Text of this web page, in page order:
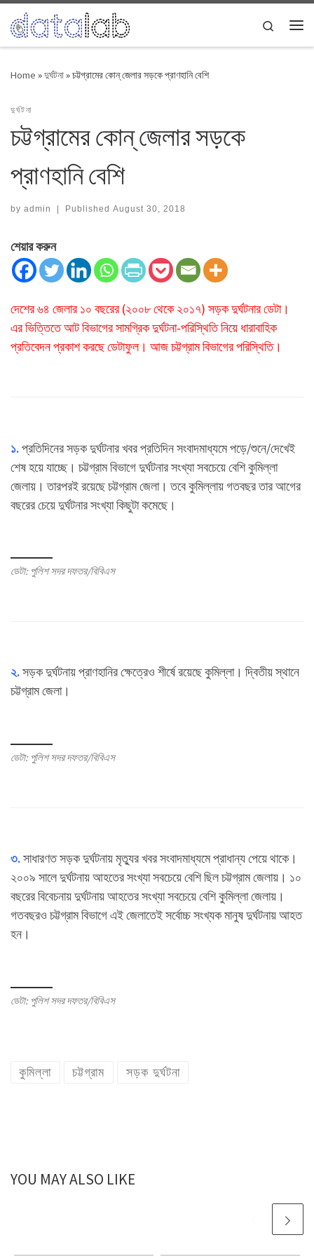
Skip to content
Search
Home »দুর্ঘটনা»চট্টগ্রামের কোন্ জেলার সড়কে প্রাণহানি বেশি
দুর্ঘটনা
চট্টগ্রামের কোন্ জেলার সড়কে
প্রাণহানি বেশি
by admin | Published August 30, 2018
শেয়ার করুন
দেশের ৬৪ জেলার ১০ বছরের (২০০৮ থেকে ২০১৭) সড়ক দুর্ঘটনার ডেটা।
এর ভিত্তিতে আট বিভাগের সামগ্রিক দুর্ঘটনা-পরিস্থিতি নিয়ে ধারাবাহিক
প্রতিবেদন প্রকাশ করছে ডেটাফুল। আজ চট্টগ্রাম বিভাগের পরিস্থিতি।
১.প্রতিদিনের সড়ক দুর্ঘটনার খবর প্রতিদিন সংবাদমাধ্যমে পড়ে/শুনে/দেখেই
শেষ হয়ে যাচ্ছে। চট্টগ্রাম বিভাগে দুর্ঘটনার সংখ্যা সবচেয়ে বেশি কুমিল্লা
জেলায়। তারপরই রয়েছে চট্টগ্রাম জেলা। তবে কুমিল্লায় গতবছর তার আগের
বছরের চেয়ে দুর্ঘটনার সংখ্যা কিছুটা কমেছে।
ডেটা: পুলিশ সদর দফতর/বিবিএস
২.সড়ক দুর্ঘটনায় প্রাণহানির ক্ষেত্রেও শীর্ষে রয়েছে কুমিল্লা। দ্বিতীয় স্থানে
চট্টগ্রাম জেলা।
ডেটা: পুলিশ সদর দফতর/বিবিএস
৩.সাধারণত সড়ক দুর্ঘটনায় মৃত্যুর খবর সংবাদমাধ্যমে প্রাধান্য পেয়ে থাকে।
২০০৯ সালে দুর্ঘটনায় আহতের সংখ্যা সবচেয়ে বেশি ছিল চট্টগ্রাম জেলায়। ১০
বছরের বিবেচনায় দুর্ঘটনায় আহতের সংখ্যা সবচেয়ে বেশি কুমিল্লা জেলায়।
গতবছরও চট্টগ্রাম বিভাগে এই জেলাতেই সর্বোচ্চ সংখ্যক মানুষ দুর্ঘটনায় আহত
হন।
ডেটা: পুলিশ সদর দফতর/বিবিএস
কুমিল্লা চট্টগ্রাম সড়ক দুর্ঘটনা
YOU MAY ALSO LIKE